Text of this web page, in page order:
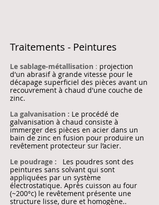
Traitements - Peintures
Le sablage-métallisation : projection
d'un abrasif à grande vitesse pour le
décapage superficiel des pièces avant un
recouvrement à chaud d'une couche de
zinc.
La galvanisation : Le procédé de
galvanisation à chaud consiste à
immerger des pièces en acier dans un
bain de zinc en fusion pour produire un
revêtement protecteur sur l’acier.
Le poudrage :
Les poudres sont des
peintures sans solvant qui sont
appliquées par un système
électrostatique. Après cuisson au four
(~200°c) le revêtement présente une
structure lisse, dure et homogène..